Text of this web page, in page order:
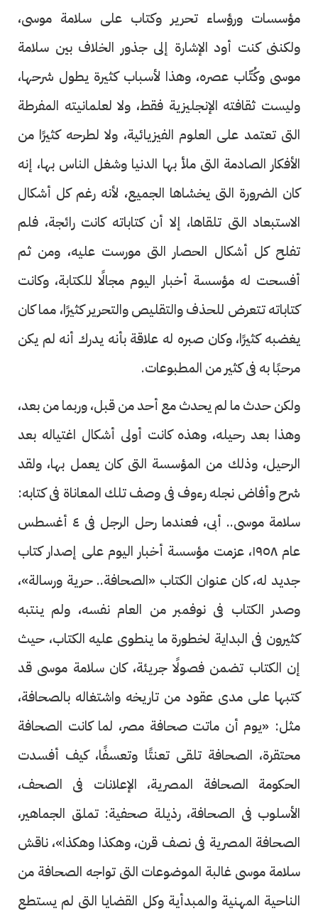
مؤسسات ورؤساء تحرير وكتاب على سلامة موسى،
ولكننى كنت أود الإشارة إلى جذور الخلاف بين سلامة
موسى وكُتّاب عصره، وهذا لأسباب كثيرة يطول شرحها،
وليست ثقافته الإنجليزية فقط، ولا لعلمانيته المفرطة
التى تعتمد على العلوم الفيزيائية، ولا لطرحه كثيرًا من
الأفكار الصادمة التى ملأ بها الدنيا وشغل الناس بها، إنه
كان الضرورة التى يخشاها الجميع، لأنه رغم كل أشكال
الاستبعاد التى تلقاها، إلا أن كتاباته كانت رائجة، فلم
تفلح كل أشكال الحصار التى مورست عليه، ومن ثم
أفسحت له مؤسسة أخبار اليوم مجالًا للكتابة، وكانت
كتاباته تتعرض للحذف والتقليص والتحرير كثيرًا، مما كان
يغضبه كثيرًا، وكان صبره له علاقة بأنه يدرك أنه لم يكن
مرحبًا به فى كثير من المطبوعات.
ولكن حدث ما لم يحدث مع أحد من قبل، وربما من بعد،
وهذا بعد رحيله، وهذه كانت أولى أشكال اغتياله بعد
الرحيل، وذلك من المؤسسة التى كان يعمل بها، ولقد
شرح وأفاض نجله رءوف فى وصف تلك المعاناة فى كتابه:
سلامة موسى.. أبى، فعندما رحل الرجل فى ٤ أغسطس
عام ١٩٥٨، عزمت مؤسسة أخبار اليوم على إصدار كتاب
جديد له، كان عنوان الكتاب «الصحافة.. حرية ورسالة»،
وصدر الكتاب فى نوفمبر من العام نفسه، ولم ينتبه
كثيرون فى البداية لخطورة ما ينطوى عليه الكتاب، حيث
إن الكتاب تضمن فصولًا جريئة، كان سلامة موسى قد
كتبها على مدى عقود من تاريخه واشتغاله بالصحافة،
مثل: «يوم أن ماتت صحافة مصر، لما كانت الصحافة
محتقرة، الصحافة تلقى تعنتًا وتعسفًا، كيف أفسدت
الحكومة الصحافة المصرية، الإعلانات فى الصحف،
الأسلوب فى الصحافة، رذيلة صحفية: تملق الجماهير،
الصحافة المصرية فى نصف قرن، وهكذا وهكذا»، ناقش
سلامة موسى غالبة الموضوعات التى تواجه الصحافة من
الناحية المهنية والمبدأية وكل القضايا التى لم يستطع